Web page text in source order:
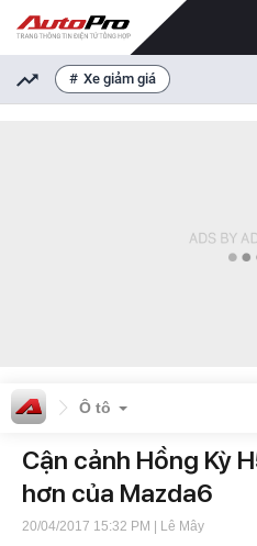
Xe giảm giá
Ô tô
Cận cảnh Hồng Kỳ
hơn của Mazda6
20/04/2017 15:32 PM | Lê Mây